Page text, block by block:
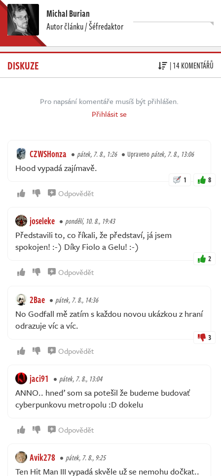
Michal Burian
Autor článku / Šéfredaktor
DISKUZE | 14 KOMENTÁŘŮ
Pro napsání komentáře musíš být přihlášen.
Přihlásit se
CZWSHonza pátek, 7. 8., 1:26 Upravenopátek, 7. 8., 13:06
Hood vypadá zajímavě.
1 8
Odpovědět
joseleke pondělí, 10. 8., 19:43
Představili to, co říkali, že představí, já jsem
spokojen! :-) Díky Fiolo a Gelu! :-)
2
Odpovědět
2Bae pátek, 7. 8., 14:36
No Godfall mě zatím s každou novou ukázkou z hraní
odrazuje víc a víc.
3
Odpovědět
jaci91 pátek, 7. 8., 13:04
ANNO.. hneď som sa potešil že budeme budovať
cyberpunkovu metropolu :D dokelu
Odpovědět
Avik278 pátek, 7. 8., 9:25
Ten Hit Man III vypadá skvěle už se nemohu dočkat..